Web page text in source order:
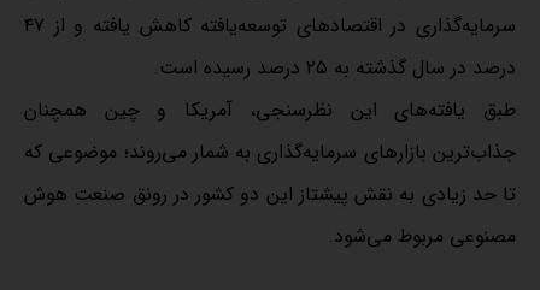
سرمایه‌گذاری در اقتصاد‌های توسعه‌یافته کاهش یافته و از ۴۷
درصد در سال گذشته به ۲۵ درصد رسیده است.
طبق یافته‌های این نظرسنجی، آمریکا و چین همچنان
جذاب‌ترین بازار‌های سرمایه‌گذاری به شمار می‌روند؛ موضوعی که
تا حد زیادی به نقش پیشتاز این دو کشور در رونق صنعت هوش
مصنوعی مربوط می‌شود.